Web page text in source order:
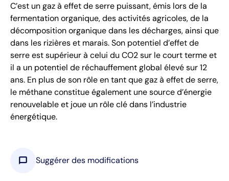
C’est un gaz à effet de serre puissant, émis lors de la
fermentation organique, des activités agricoles, de la
décomposition organique dans les décharges, ainsi que
dans les rizières et marais. Son potentiel d’effet de
serre est supérieur à celui du CO2 sur le court terme et
il a un potentiel de réchauffement global élevé sur 12
ans. En plus de son rôle en tant que gaz à effet de serre,
le méthane constitue également une source d’énergie
renouvelable et joue un rôle clé dans l’industrie
énergétique.
chat_bubble Suggérer des modifications